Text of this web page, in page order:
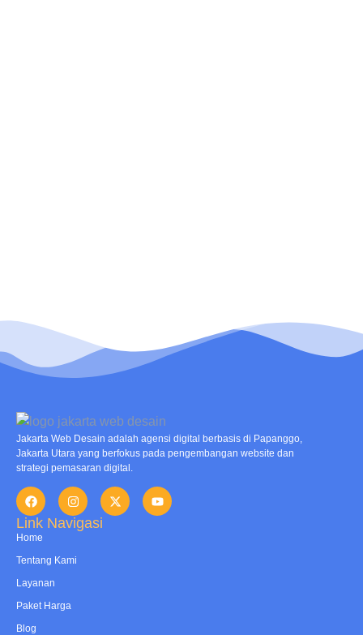
Jakarta Web Desain adalah agensi digital berbasis di Papanggo,
Jakarta Utara yang berfokus pada pengembangan website dan
strategi pemasaran digital.
Link Navigasi
Home
Tentang Kami
Layanan
Paket Harga
Blog